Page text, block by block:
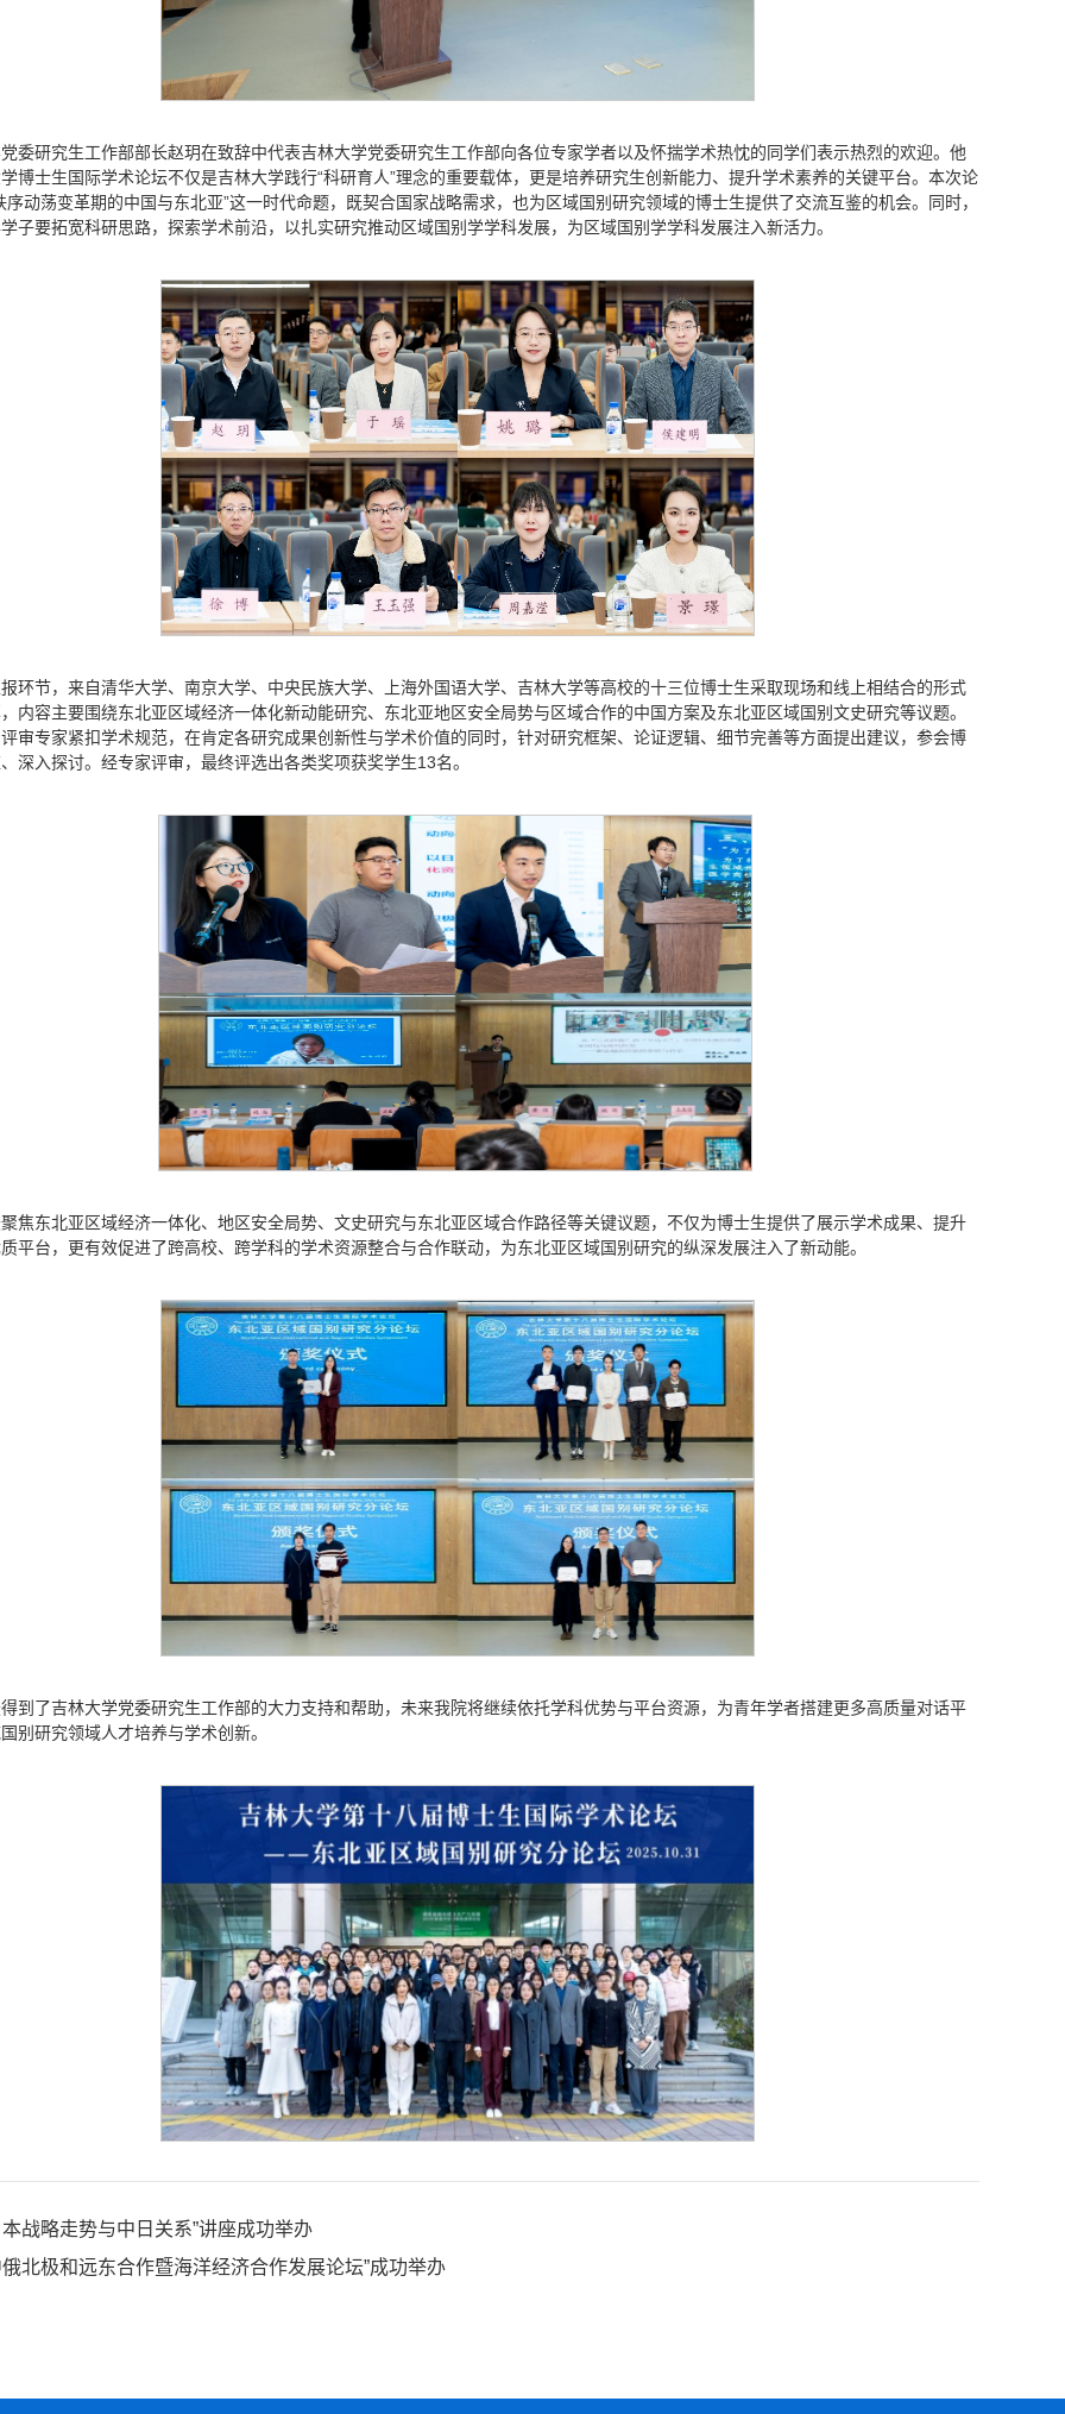
委研究生工作部部长赵玥在致辞中代表吉林大学党委研究生工作部向各位专家学者以及怀揣学术热忱的同学们表示热烈的欢迎。他
博士生国际学术论坛不仅是吉林大学践行“科研育人”理念的重要载体，更是培养研究生创新能力、提升学术素养的关键平台。本次论
序动荡变革期的中国与东北亚”这一时代命题，既契合国家战略需求，也为区域国别研究领域的博士生提供了交流互鉴的机会。同时，
子要拓宽科研思路，探索学术前沿，以扎实研究推动区域国别学学科发展，为区域国别学学科发展注入新活力。
环节，来自清华大学、南京大学、中央民族大学、上海外国语大学、吉林大学等高校的十三位博士生采取现场和线上相结合的形式
内容主要围绕东北亚区域经济一体化新动能研究、东北亚地区安全局势与区域合作的中国方案及东北亚区域国别文史研究等议题。
审专家紧扣学术规范，在肯定各研究成果创新性与学术价值的同时，针对研究框架、论证逻辑、细节完善等方面提出建议，参会博
深入探讨。经专家评审，最终评选出各类奖项获奖学生13名。
焦东北亚区域经济一体化、地区安全局势、文史研究与东北亚区域合作路径等关键议题，不仅为博士生提供了展示学术成果、提升
平台，更有效促进了跨高校、跨学科的学术资源整合与合作联动，为东北亚区域国别研究的纵深发展注入了新动能。
到了吉林大学党委研究生工作部的大力支持和帮助，未来我院将继续依托学科优势与平台资源，为青年学者搭建更多高质量对话平
别研究领域人才培养与学术创新。
本战略走势与中日关系”讲座成功举办
俄北极和远东合作暨海洋经济合作发展论坛”成功举办